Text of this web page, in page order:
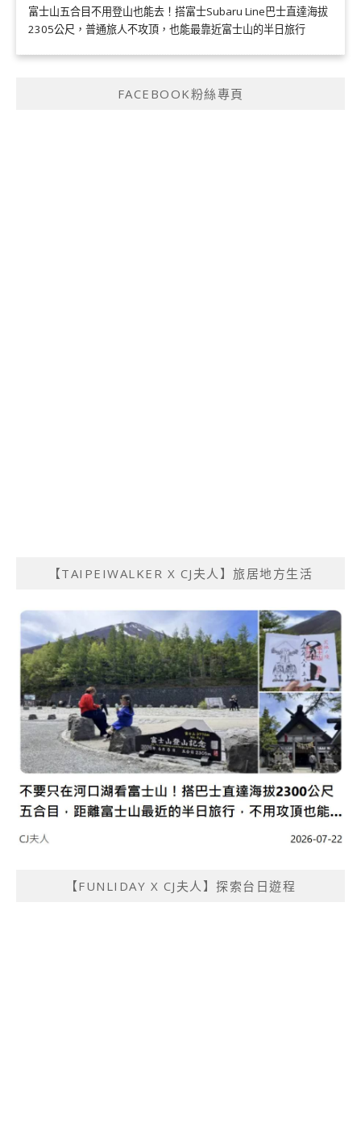
富士山五合目不用登山也能去！搭富士Subaru Line巴士直達海拔
2305公尺，普通旅人不攻頂，也能最靠近富士山的半日旅行
FACEBOOK粉絲專頁
【TAIPEIWALKER X CJ夫人】旅居地方生活
【FUNLIDAY X CJ夫人】探索台日遊程